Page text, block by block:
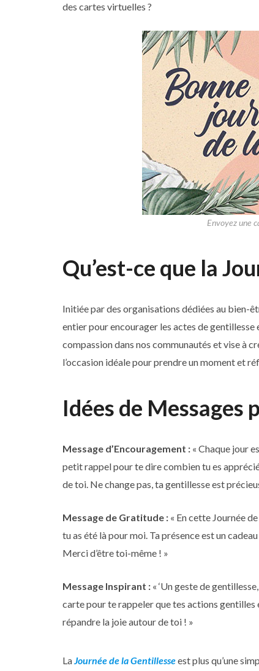
des cartes virtuelles ?
Envoyez une
Qu’est-ce que la
Initiée par des organisations dédiées au bien-
entier pour encourager les actes de gentillesse
compassion dans nos communautés et vise à
l’occasion idéale pour prendre un moment et
Idées de
Message d’Encouragement : « Chaque jour
petit rappel pour te dire combien tu es
de toi. Ne change pas, ta gentillesse est
Message de Gratitude : « En cette Journée
tu as été là pour moi. Ta présence est un
Merci d’être toi-même ! »
Message Inspirant : « ‘Un geste de
carte pour te rappeler que tes actions
répandre la joie autour de toi ! »
LaJournée de la Gentillesseest plus qu’une